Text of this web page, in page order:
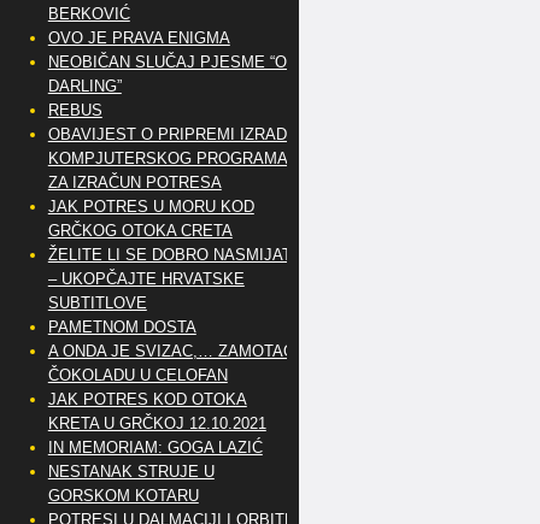
BERKOVIĆ
OVO JE PRAVA ENIGMA
NEOBIČAN SLUČAJ PJESME “OH
DARLING”
REBUS
OBAVIJEST O PRIPREMI IZRADE
KOMPJUTERSKOG PROGRAMA
ZA IZRAČUN POTRESA
JAK POTRES U MORU KOD
GRČKOG OTOKA CRETA
ŽELITE LI SE DOBRO NASMIJATI
– UKOPČAJTE HRVATSKE
SUBTITLOVE
PAMETNOM DOSTA
A ONDA JE SVIZAC,… ZAMOTAO
ČOKOLADU U CELOFAN
JAK POTRES KOD OTOKA
KRETA U GRČKOJ 12.10.2021
IN MEMORIAM: GOGA LAZIĆ
NESTANAK STRUJE U
GORSKOM KOTARU
POTRESI U DALMACIJI I ORBITE